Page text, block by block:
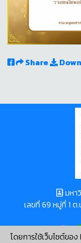
Share
โดยการใช้เว็บไซต์ขอ
มหา
เลขที่ 69 หมู่ที่ 1